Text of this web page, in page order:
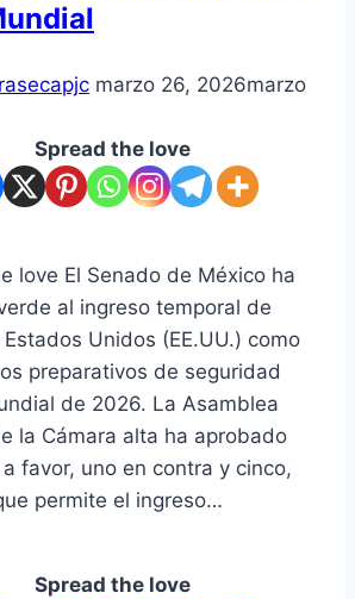
marzo 26, 2026marzo
Spread the love
love El Senado de México ha
al ingreso temporal de
Unidos (EE.UU.) como
preparativos de seguridad
de 2026. La Asamblea
la Cámara alta ha aprobado
a favor, uno en contra y cinco,
permite el ingreso…
Spread the love